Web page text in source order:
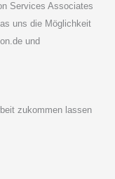
Services Associates
uns die Möglichkeit
und
zukommen lassen